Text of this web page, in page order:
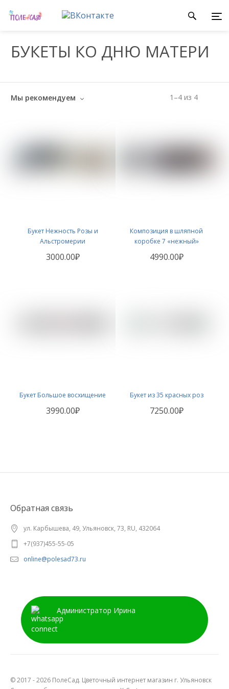
БУКЕТЫ КО ДНЮ МАТЕРИ
1 –4 из 4
Мы рекомендуем
Букет Нежность Розы и
Альстромерии
3000.00₽
Композиция в шляпной
коробке 7 «нежный»
4990.00₽
Букет Большое восхищение
3990.00₽
Букет из 35 красных роз
7250.00₽
Обратная связь
ул. Карбышева, 49, Ульяновск, 73, RU, 432064
+7(937)455-55-05
online@polesad73.ru
Администратор Ирина
© 2017 - 2026 ПолеСад. Цветочный интернет магазин г. Ульяновск